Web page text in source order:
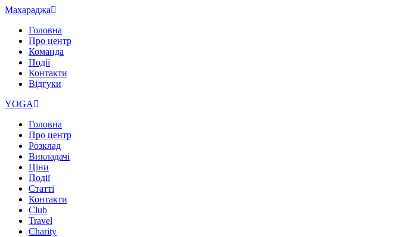
Махараджа
Головна
Про центр
Команда
Події
Контакти
Відгуки
YOGA
Головна
Про центр
Розклад
Викладачі
Ціни
Події
Статті
Контакти
Club
Travel
Charity